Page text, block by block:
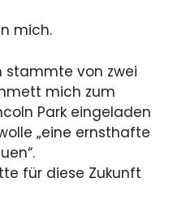
mich.
stammte von zwei
mich zum
Park eingeladen
„eine ernsthafte
für diese Zukunft